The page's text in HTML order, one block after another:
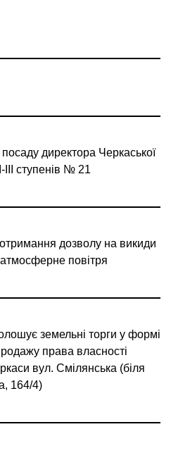
директора Черкаської
ступенів № 21
дозволу на викиди
повітря
земельні торги у формі
права власності
вул. Смілянська (біля
164/4)